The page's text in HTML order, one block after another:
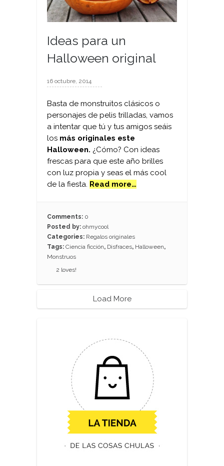
Ideas para un
Halloween original
16 octubre, 2014
Basta de monstruitos clásicos o
personajes de pelis trilladas, vamos
a intentar que tú y tus amigos seáis
los más originales este
Halloween. ¿Cómo? Con ideas
frescas para que este año brilles
con luz propia y seas el más cool
de la fiesta. Read more…
Comments: 0
Posted by: ohmycool
Categories: Regalos originales
Tags: Ciencia ficción, Disfraces, Halloween,
Monstruos
2 loves!
Load More